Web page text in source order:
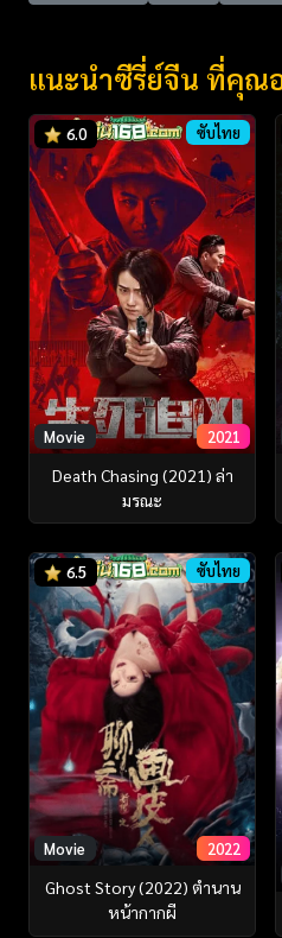
แนะนำซีรี่ย์จีน ที่คุณ
6.0 ซับไทย
Movie 2021
Death Chasing (2021) ล่า
มรณะ
6.5 ซับไทย
Movie 2022
Ghost Story (2022) ตำนาน
หน้ากากผี